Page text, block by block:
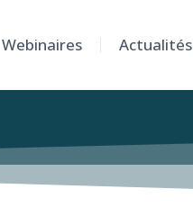
Webinaires Actualités